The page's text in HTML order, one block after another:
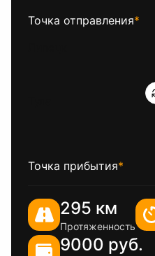
Точка отправления*
Точка прибытия*
295 км
Протяженность
9000 руб.